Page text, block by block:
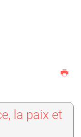
la paix et